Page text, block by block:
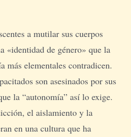
a mutilar sus cuerpos
«identidad de género» que la
más elementales contradicen.
son asesinados por sus
la “autonomía” así lo exige.
el aislamiento y la
en una cultura que ha